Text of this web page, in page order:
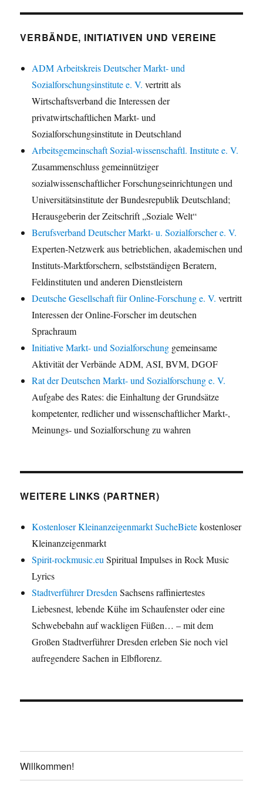
VERBÄNDE, INITIATIVEN UND VEREINE
ADM Arbeitskreis Deutscher Markt- und
Sozialforschungsinstitute e. V. vertritt als
Wirtschaftsverband die Interessen der
privatwirtschaftlichen Markt- und
Sozialforschungsinstitute in Deutschland
Arbeitsgemeinschaft Sozial-wissenschaftl. Institute e. V.
Zusammenschluss gemeinnütziger
sozialwissenschaftlicher Forschungseinrichtungen und
Universitätsinstitute der Bundesrepublik Deutschland;
Herausgeberin der Zeitschrift „Soziale Welt“
Berufsverband Deutscher Markt- u. Sozialforscher e. V.
Experten-Netzwerk aus betrieblichen, akademischen und
Instituts-Marktforschern, selbstständigen Beratern,
Feldinstituten und anderen Dienstleistern
Deutsche Gesellschaft für Online-Forschung e. V. vertritt
Interessen der Online-Forscher im deutschen
Sprachraum
Initiative Markt- und Sozialforschung gemeinsame
Aktivität der Verbände ADM, ASI, BVM, DGOF
Rat der Deutschen Markt- und Sozialforschung e. V.
Aufgabe des Rates: die Einhaltung der Grundsätze
kompetenter, redlicher und wissenschaftlicher Markt-,
Meinungs- und Sozialforschung zu wahren
WEITERE LINKS (PARTNER)
Kostenloser Kleinanzeigenmarkt SucheBietekostenloser
Kleinanzeigenmarkt
Spirit-rockmusic.eu Spiritual Impulses in Rock Music
Lyrics
Stadtverführer Dresden Sachsens raffiniertestes
Liebesnest, lebende Kühe im Schaufenster oder eine
Schwebebahn auf wackligen Füßen… – mit dem
Großen Stadtverführer Dresden erleben Sie noch viel
aufregendere Sachen in Elbflorenz.
Willkommen!